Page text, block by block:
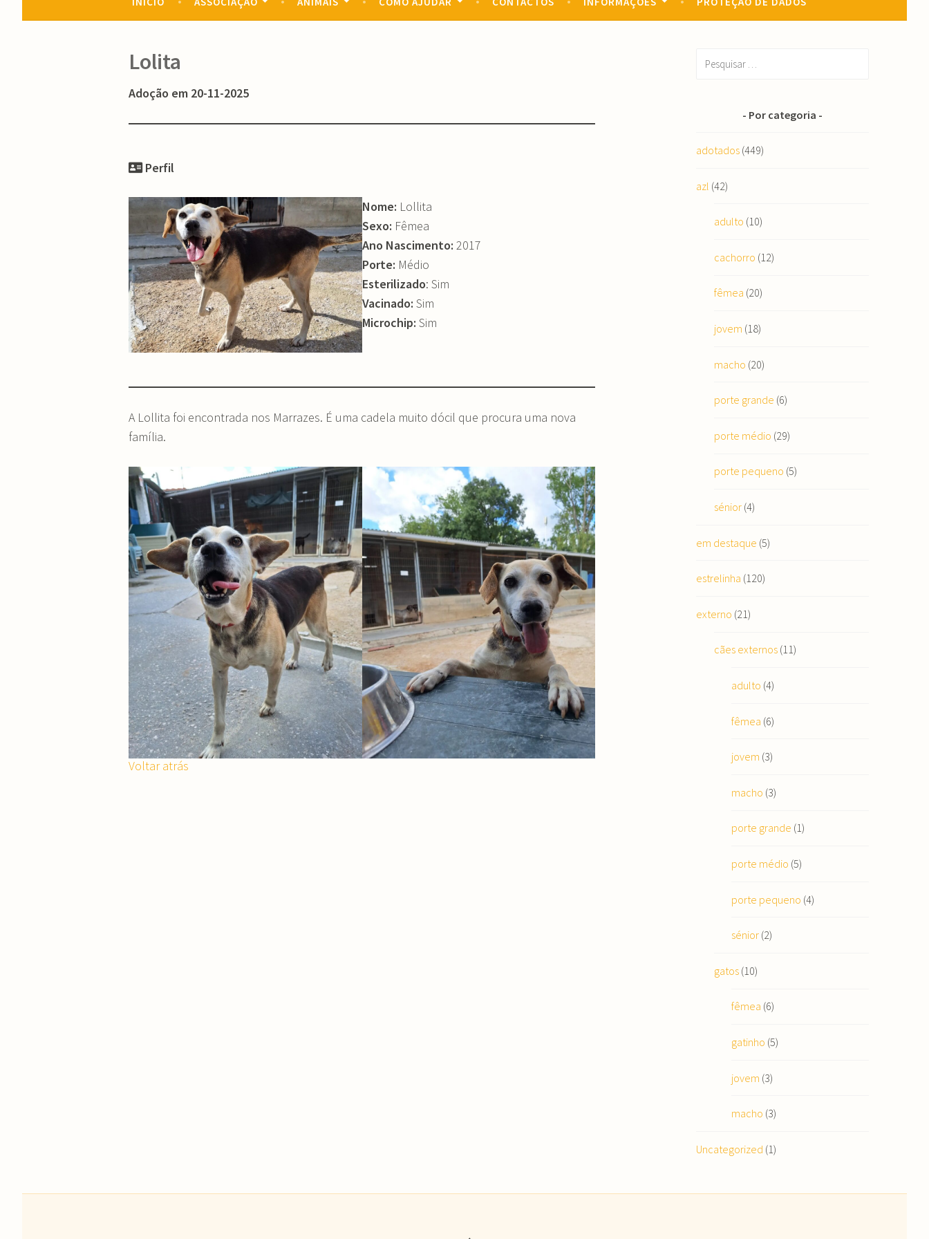
Lolita
Adoção em 20-11-2025
Perfil
Nome: Lollita
Sexo: Fêmea
Ano Nascimento: 2017
Porte: Médio
Esterilizado: Sim
Vacinado: Sim
Microchip: Sim
A Lollita foi encontrada nos Marrazes. É uma cadela muito dócil que procura uma nova
família.
Voltar atrás
Por categoria
adotados (449)
azl (42)
adulto (10)
cachorro (12)
fêmea (20)
jovem (18)
macho (20)
porte grande (6)
porte médio (29)
porte pequeno (5)
sénior(4)
em destaque (5)
estrelinha (120)
externo (21)
cães externos(11)
adulto (4)
fêmea (6)
jovem (3)
macho (3)
porte grande (1)
porte médio (5)
porte pequeno (4)
sénior (2)
gatos(10)
fêmea (6)
gatinho (5)
jovem (3)
macho (3)
Uncategorized (1)